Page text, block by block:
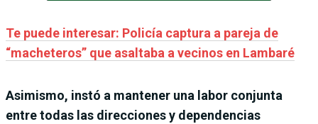
Te puede interesar: Policía captura a pareja de
“macheteros” que asaltaba a vecinos en Lambaré
Asimismo, instó a mantener una labor conjunta
entre todas las direcciones y dependencias